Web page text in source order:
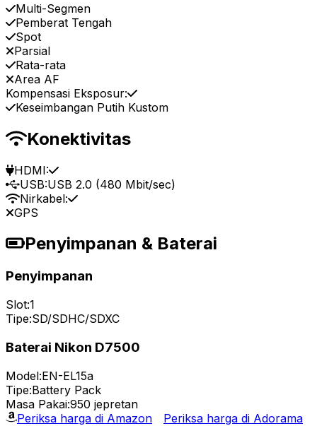
Multi-Segmen
Pemberat Tengah
Spot
Parsial
Rata-rata
Area AF
Kompensasi Eksposur:
Keseimbangan Putih Kustom
Konektivitas
HDMI:
USB:USB 2.0 (480 Mbit/sec)
Nirkabel:
GPS
Penyimpanan & Baterai
Penyimpanan
Slot:1
Tipe:SD/SDHC/SDXC
Baterai Nikon D7500
Model:EN-EL15a
Tipe:Battery Pack
Masa Pakai:950 jepretan
Periksa harga di Amazon
Periksa harga di Adorama